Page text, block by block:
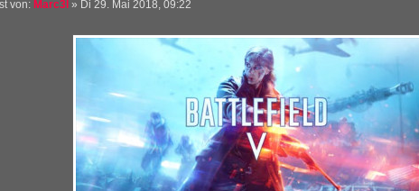
von: Marc3l » Di 29. Mai 2018, 09:22